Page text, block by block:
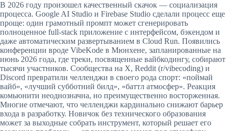
В 2026 году произошел качественный скачок — социализация
процесса. Google AI Studio и Firebase Studio сделали процесс еще
проще: один грамотный промпт может сгенерировать
полноценное full-stack приложение с интерфейсом, бэкендом и
даже автоматическим развертыванием в Cloud Run. Появились
конференции вроде VibeKode в Мюнхене, запланированные на
июнь 2026 года, где треки, посвященные вайбкодингу, собирают
тысячи участников. Сообщества на X, Reddit (r/vibecoding) и
Discord превратили челленджи в своего рода спорт: «поймай
вайб», «лучший субботний билд», «баттл атмосфер». Реакция
комьюнити неоднозначна, но преимущественно восторженная.
Многие отмечают, что челленджи кардинально снижают барьер
входа в разработку. Новичок без технического образования
может за выходные собрать инструмент, который решает его